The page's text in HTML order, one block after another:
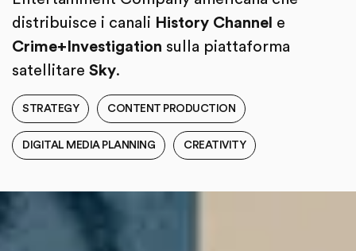
distribuisce i canali History Channel e
Crime+Investigation sulla piattaforma
satellitare Sky.
STRATEGY CONTENT PRODUCTION
DIGITAL MEDIA PLANNING CREATIVITY